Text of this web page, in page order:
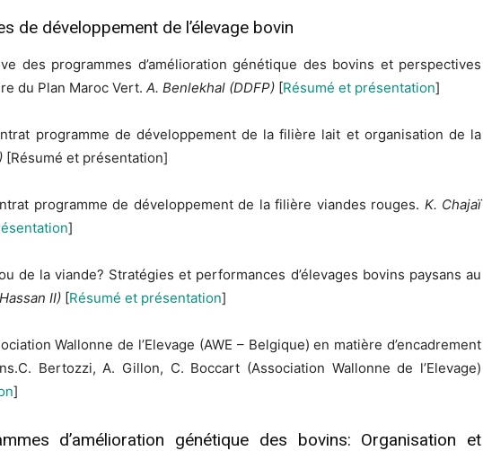
de développement de l’élevage bovin
des programmes d’amélioration génétique des bovins et perspectives
du Plan Maroc Vert. A. Benlekhal (DDFP) [Résumé et présentation]
programme de développement de la filière lait et organisation de la
[Résumé et présentation]
programme de développement de la filière viandes rouges. K. Chajaï
]
de la viande? Stratégies et performances d’élevages bovins paysans au
II) [Résumé et présentation]
Wallonne de l’Elevage (AWE – Belgique) en matière d’encadrement
Bertozzi, A. Gillon, C. Boccart (Association Wallonne de l’Elevage)
]
d’amélioration génétique des bovins: Organisation et